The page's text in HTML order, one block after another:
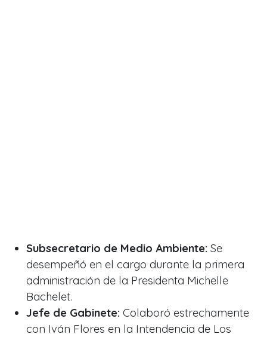
Subsecretario de Medio Ambiente: Se
desempeñó en el cargo durante la primera
administración de la Presidenta Michelle
Bachelet.
Jefe de Gabinete: Colaboró estrechamente
con Iván Flores en la Intendencia de Los